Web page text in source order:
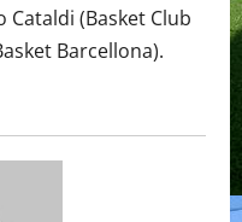
Cataldi (Basket Club
Barcellona).